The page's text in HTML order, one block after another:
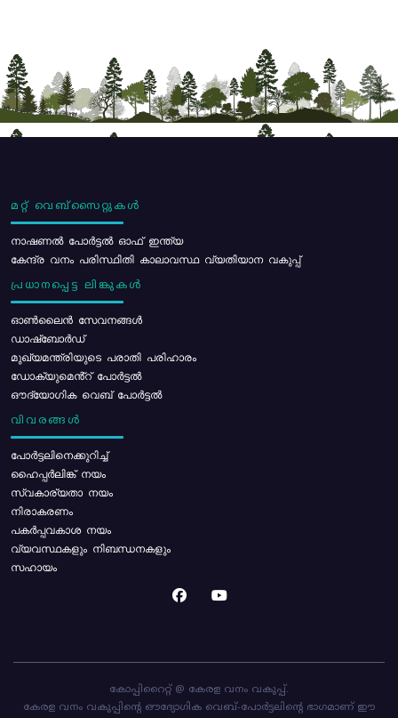
മറ്റ് വെബ്സൈറ്റുകൾ
നാഷണൽ പോർട്ടൽ ഓഫ് ഇന്ത്യ
കേന്ദ്ര വനം പരിസ്ഥിതി കാലാവസ്ഥ വ്യതിയാന വകുപ്പ്
പ്രധാനപ്പെട്ട ലിങ്കുകൾ
ഓൺലൈൻ സേവനങ്ങൾ
ഡാഷ്ബോർഡ്
മുഖ്യമന്ത്രിയുടെ പരാതി പരിഹാരം
ഡോക്യുമെൻ്റ് പോർട്ടൽ
ഔദ്യോഗിക വെബ് പോർട്ടൽ
വിവരങ്ങൾ
പോര്‍ട്ടലിനെക്കുറിച്ച്
ഹൈപ്പർലിങ്ക് നയം
സ്വകാര്യതാ നയം
നിരാകരണം
പകർപ്പവകാശ നയം
വ്യവസ്ഥകളും നിബന്ധനകളും
സഹായം
കോപ്പിറൈറ്റ് @ കേരള വനം വകുപ്പ്.
കേരള വനം വകുപ്പിന്റെ ഔദ്യോഗിക വെബ്-പോർട്ടലിന്റെ ഭാഗമാണ് ഈ